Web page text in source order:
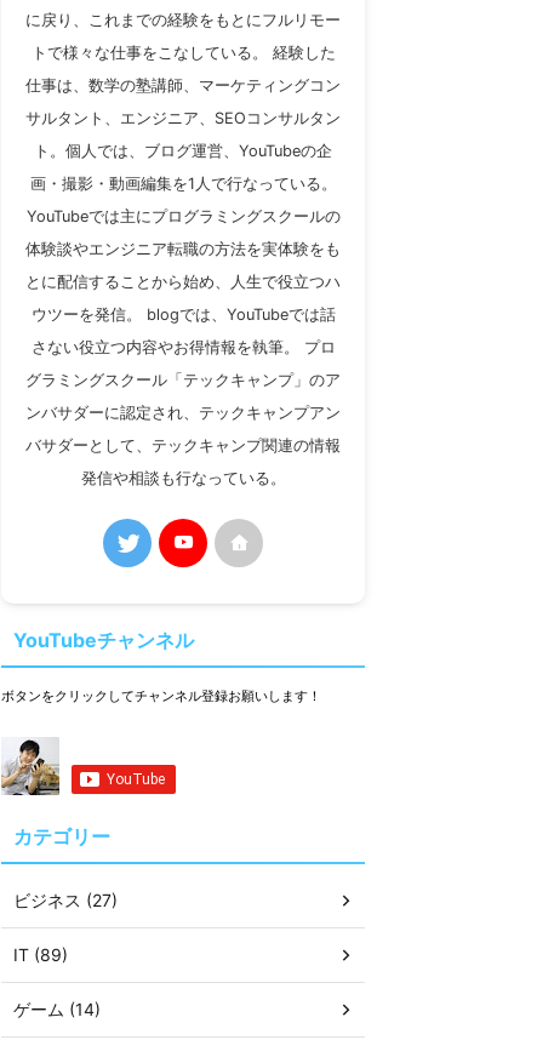
に戻り、これまでの経験をもとにフルリモー
トで様々な仕事をこなしている。 経験した
仕事は、数学の塾講師、マーケティングコン
サルタント、エンジニア、SEOコンサルタン
ト。個人では、ブログ運営、YouTubeの企
画・撮影・動画編集を1人で行なっている。
YouTubeでは主にプログラミングスクールの
体験談やエンジニア転職の方法を実体験をも
とに配信することから始め、人生で役立つハ
ウツーを発信。 blogでは、YouTubeでは話
さない役立つ内容やお得情報を執筆。 プロ
グラミングスクール「テックキャンプ」のア
ンバサダーに認定され、テックキャンプアン
バサダーとして、テックキャンプ関連の情報
発信や相談も行なっている。
YouTubeチャンネル
ボタンをクリックしてチャンネル登録お願いします！
カテゴリー
ビジネス (27)
IT (89)
ゲーム (14)